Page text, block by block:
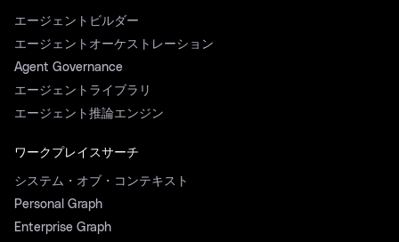
エージェントビルダー
エージェントオーケストレーション
Agent Governance
エージェントライブラリ
エージェント推論エンジン
ワークプレイスサーチ
システム・オブ・コンテキスト
Personal Graph
Enterprise Graph